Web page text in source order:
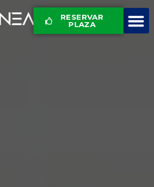
RESERVAR
PLAZA